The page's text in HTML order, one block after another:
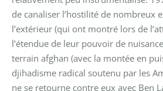
de canaliser l’hostilité de nombreux
l’extérieur (qui ont montré lors de
l’étendue de leur pouvoir de
terrain afghan (avec la montée en
djihadisme radical soutenu par les
ne se retourne contre eux avec Ben